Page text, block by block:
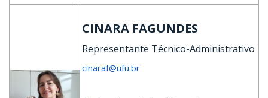
CINARA FAGUNDES
Representante Técnico-Administrativo
cinaraf@ufu.br